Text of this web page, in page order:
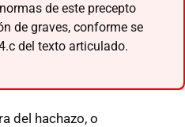
de este precepto
de graves, conforme se
del texto articulado.
del hachazo, o